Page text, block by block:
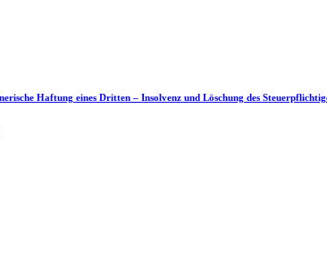
Haftung eines Dritten – Insolvenz und Löschung des